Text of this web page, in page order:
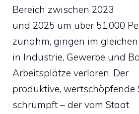
Bereich zwischen 2023
und 2025 um über 51.000
zunahm, gingen im
in Industrie, Gewerbe und
Arbeitsplätze verloren. Der
produktive, wertschöpfende
schrumpft – der vom Staat